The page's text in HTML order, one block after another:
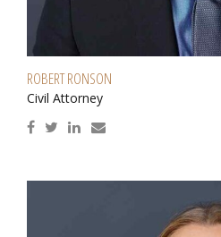
ROBERT RONSON
Civil Attorney